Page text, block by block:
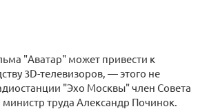
"Аватар" может привести к
3D-телевизоров, — этого не
"Эхо Москвы" член Совета
труда Александр Починок.